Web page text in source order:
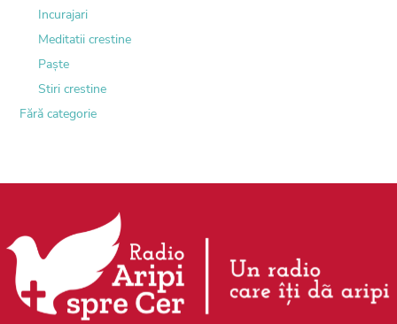
Incurajari
Meditatii crestine
Paște
Stiri crestine
Fără categorie